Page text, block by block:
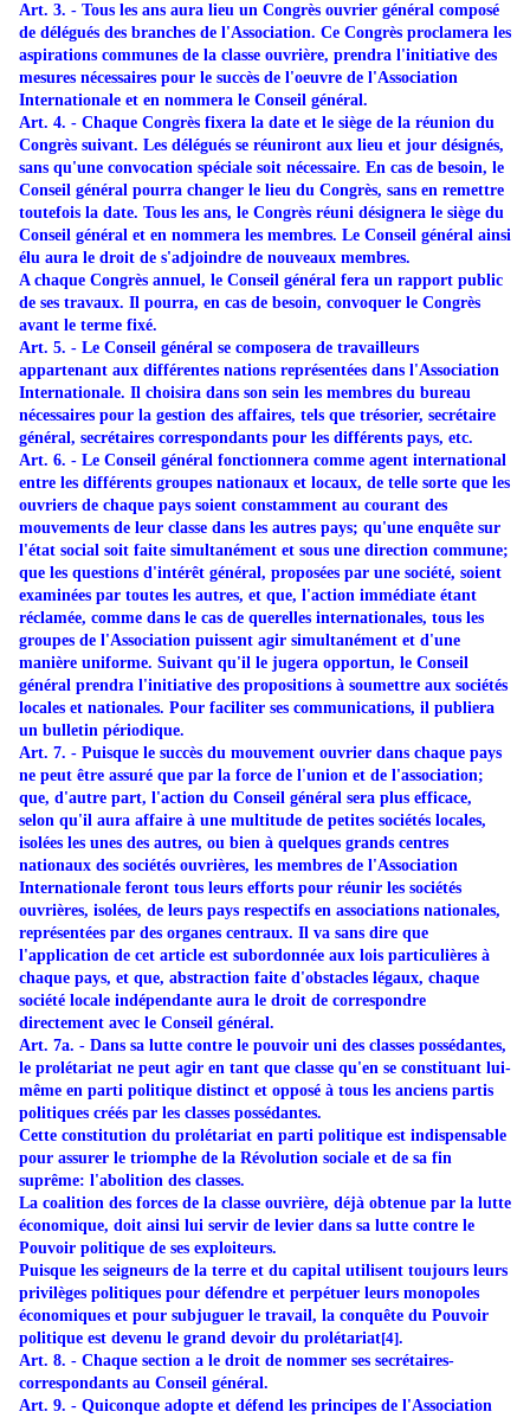
Art. 3. - Tous les ans aura lieu un Congrès ouvrier général composé
de délégués des branches de l'Association. Ce Congrès proclamera les
aspirations communes de la classe ouvrière, prendra l'initiative des
mesures nécessaires pour le succès de l'oeuvre de l'Association
Internationale et en nommera le Conseil général.
Art. 4. - Chaque Congrès fixera la date et le siège de la réunion du
Congrès suivant. Les délégués se réuniront aux lieu et jour désignés,
sans qu'une convocation spéciale soit nécessaire. En cas de besoin, le
Conseil général pourra changer le lieu du Congrès, sans en remettre
toutefois la date. Tous les ans, le Congrès réuni désignera le siège du
Conseil général et en nommera les membres. Le Conseil général ainsi
élu aura le droit de s'adjoindre de nouveaux membres.
A chaque Congrès annuel, le Conseil général fera un rapport public
de ses travaux. Il pourra, en cas de besoin, convoquer le Congrès
avant le terme fixé.
Art. 5. - Le Conseil général se composera de travailleurs
appartenant aux différentes nations représentées dans l'Association
Internationale. Il choisira dans son sein les membres du bureau
nécessaires pour la gestion des affaires, tels que trésorier, secrétaire
général, secrétaires correspondants pour les différents pays, etc.
Art. 6. - Le Conseil général fonctionnera comme agent international
entre les différents groupes nationaux et locaux, de telle sorte que les
ouvriers de chaque pays soient constamment au courant des
mouvements de leur classe dans les autres pays; qu'une enquête sur
l'état social soit faite simultanément et sous une direction commune;
que les questions d'intérêt général, proposées par une société, soient
examinées par toutes les autres, et que, l'action immédiate étant
réclamée, comme dans le cas de querelles internationales, tous les
groupes de l'Association puissent agir simultanément et d'une
manière uniforme. Suivant qu'il le jugera opportun, le Conseil
général prendra l'initiative des propositions à soumettre aux sociétés
locales et nationales. Pour faciliter ses communications, il publiera
un bulletin périodique.
Art. 7. - Puisque le succès du mouvement ouvrier dans chaque pays
ne peut être assuré que par la force de l'union et de l'association;
que, d'autre part, l'action du Conseil général sera plus efficace,
selon qu'il aura affaire à une multitude de petites sociétés locales,
isolées les unes des autres, ou bien à quelques grands centres
nationaux des sociétés ouvrières, les membres de l'Association
Internationale feront tous leurs efforts pour réunir les sociétés
ouvrières, isolées, de leurs pays respectifs en associations nationales,
représentées par des organes centraux. Il va sans dire que
l'application de cet article est subordonnée aux lois particulières à
chaque pays, et que, abstraction faite d'obstacles légaux, chaque
société locale indépendante aura le droit de correspondre
directement avec le Conseil général.
Art. 7a. - Dans sa lutte contre le pouvoir uni des classes possédantes,
le prolétariat ne peut agir en tant que classe qu'en se constituant lui-
même en parti politique distinct et opposé à tous les anciens partis
politiques créés par les classes possédantes.
Cette constitution du prolétariat en parti politique est indispensable
pour assurer le triomphe de la Révolution sociale et de sa fin
suprême: l'abolition des classes.
La coalition des forces de la classe ouvrière, déjà obtenue par la lutte
économique, doit ainsi lui servir de levier dans sa lutte contre le
Pouvoir politique de ses exploiteurs.
Puisque les seigneurs de la terre et du capital utilisent toujours leurs
privilèges politiques pour défendre et perpétuer leurs monopoles
économiques et pour subjuguer le travail, la conquête du Pouvoir
politique est devenu le grand devoir du prolétariat[4].
Art. 8. - Chaque section a le droit de nommer ses secrétaires-
correspondants au Conseil général.
Art. 9. - Quiconque adopte et défend les principes de l'Association